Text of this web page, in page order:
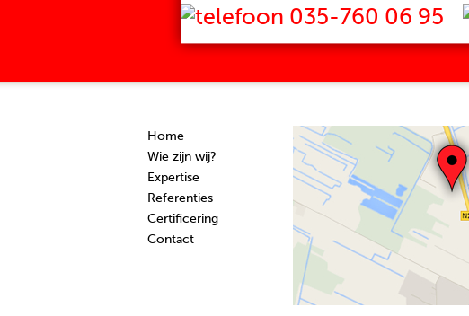
035-760 06 95
Home
Wie zijn wij?
Expertise
Referenties
Certificering
Contact